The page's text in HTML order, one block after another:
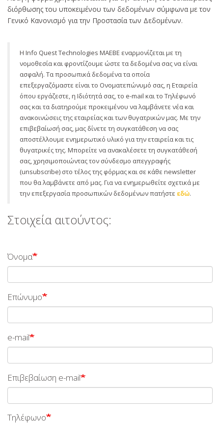
διόρθωσης του υποκειμένου των δεδομένων σύμφωνα με τον
Γενικό Κανονισμό για την Προστασία των Δεδομένων.
Η Info Quest Technologies ΜΑΕΒΕ εναρμονίζεται με τη
νομοθεσία και φροντίζουμε ώστε τα δεδομένα σας να είναι
ασφαλή. Τα προσωπικά δεδομένα τα οποία
επεξεργαζόμαστε είναι το Ονοματεπώνυμό σας, η Εταιρεία
όπου εργάζεστε, η Ιδιότητά σας, το e-mail και το Τηλέφωνό
σας και τα διατηρούμε προκειμένου να λαμβάνετε νέα και
ανακοινώσεις της εταιρείας και των θυγατρικών μας. Με την
επιβεβαίωσή σας, μας δίνετε τη συγκατάθεση να σας
αποστέλλουμε ενημερωτικό υλικό για την εταιρεία και τις
θυγατρικές της. Μπορείτε να ανακαλέσετε τη συγκατάθεσή
σας, χρησιμοποιώντας τον σύνδεσμο απεγγραφής
(unsubscribe) στο τέλος της φόρμας και σε κάθε newsletter
που θα λαμβάνετε από μας. Για να ενημερωθείτε σχετικά με
την επεξεργασία προσωπικών δεδομένων πατήστε εδώ.
Στοιχεία αιτούντος:
Όνομα
Επώνυμο
e-
mail
e-mail
Επιβεβαίωση e-mail
Τηλέφωνο